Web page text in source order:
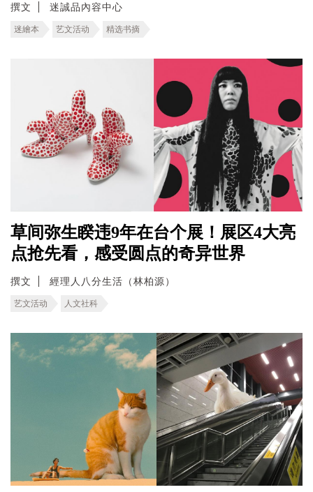
撰文 迷誠品內容中心
迷繪本 艺文活动 精选书摘
草间弥生睽违9年在台个展！展区4大亮
点抢先看，感受圆点的奇异世界
撰文 經理人八分生活（林柏源）
艺文活动 人文社科